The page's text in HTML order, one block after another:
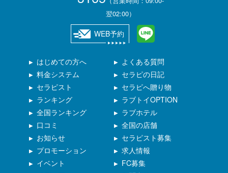
翌02:00）
WEB予約
はじめての方へ
プロモーション
ラブホテル
料金システム
イベント
全国の店舗
セラピスト
セラピスト募集
ランキング
よくある質問
求人情報
全国ランキング
セラピの日記
FC募集
口コミ
セラピへ贈り物
お知らせ
ラブトイOPTION